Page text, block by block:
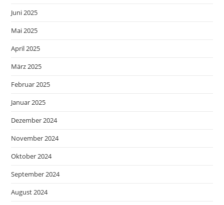
Juni 2025
Mai 2025
April 2025
März 2025
Februar 2025
Januar 2025
Dezember 2024
November 2024
Oktober 2024
September 2024
August 2024